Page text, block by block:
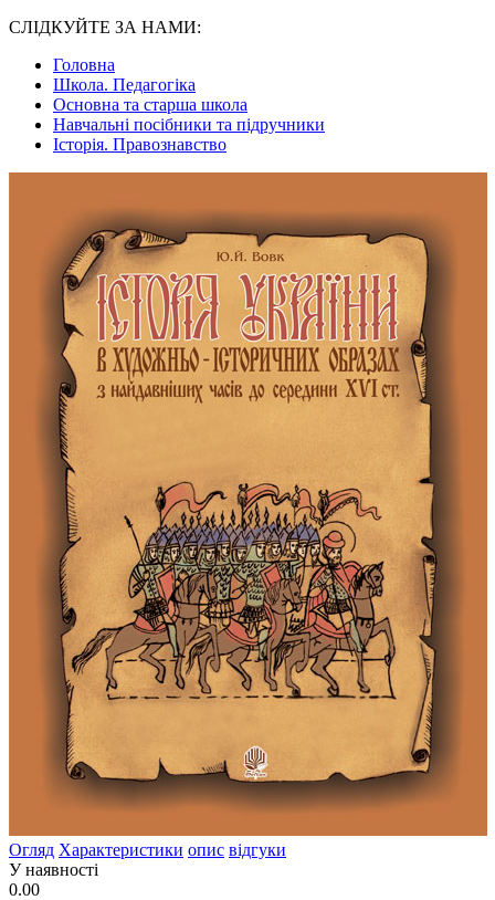
СЛІДКУЙТЕ ЗА НАМИ:
Головна
Школа. Педагогіка
Основна та старша школа
Навчальні посібники та підручники
Історія. Правознавство
Огляд Характеристики опис відгуки
У наявності
0.00